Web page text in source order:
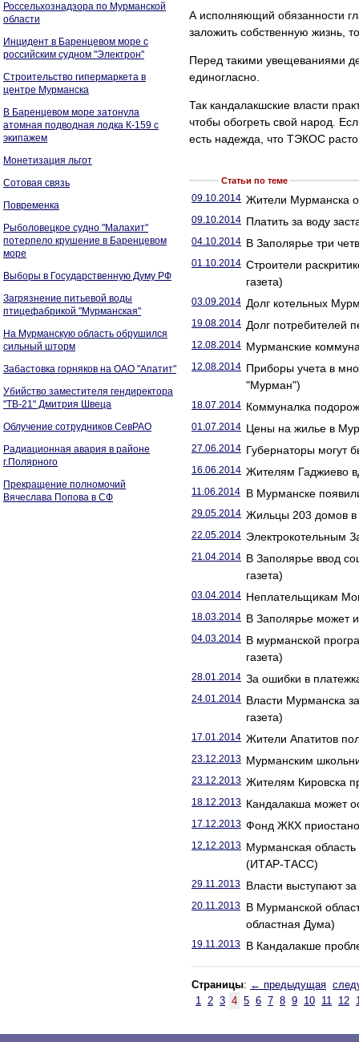
Россельхознадзора по Мурманской
области
Инцидент в Баренцевом море с
российским судном "Электрон"
Строительство гипермаркета в
центре Мурманска
В Баренцевом море затонула
атомная подводная лодка К-159 с
экипажем
Монетизация льгот
Сотовая связь
Повременка
Рыболовецкое судно "Малахит"
потерпело крушение в Баренцевом
море
Выборы в Государственную Думу РФ
Загрязнение питьевой воды
птицефабрикой "Мурманская"
На Мурманскую область обрушился
сильный шторм
Забастовка горняков на ОАО "Апатит"
Убийство заместителя гендиректора
"ТВ-21" Дмитрия Швеца
Облучение сотрудников СевРАО
Радиационная авария в районе
г.Полярного
Прекращение полномочий
Вячеслава Попова в СФ
А исполняющий обязанности
заложить собственную жизнь,
Перед такими увещеваниями
единогласно.
Так кандалакшские власти
чтобы обогреть свой народ.
есть надежда, что ТЭКОС
Статьи по теме
09.10.2014 Жители Мурманска
09.10.2014 Платить за воду
04.10.2014 В Заполярье три
01.10.2014 Строители
газета)
03.09.2014 Долг котельных
19.08.2014 Долг потребителей
12.08.2014 Мурманские
12.08.2014 Приборы учета в
"Мурман")
18.07.2014 Коммуналка
01.07.2014 Цены на жилье в
27.06.2014 Губернаторы могут
16.06.2014 Жителям Гаджиево
11.06.2014 В Мурманске
29.05.2014 Жильцы 203 домов в
22.05.2014 Электрокотельным
21.04.2014 В Заполярье ввод
газета)
03.04.2014 Неплательщикам
18.03.2014 В Заполярье может
04.03.2014 В мурманской
газета)
28.01.2014 За ошибки в
24.01.2014 Власти Мурманска
газета)
17.01.2014 Жители Апатитов
23.12.2013 Мурманским
23.12.2013 Жителям Кировска
18.12.2013 Кандалакша может
17.12.2013 Фонд ЖКХ
12.12.2013 Мурманская
(ИТАР-ТАСС)
29.11.2013 Власти выступают
20.11.2013 В Мурманской
областная Дума)
19.11.2013 В Кандалакше
Страницы: ← предыдущая
1 2 3 4 5 6 7 8 9 10 11 12